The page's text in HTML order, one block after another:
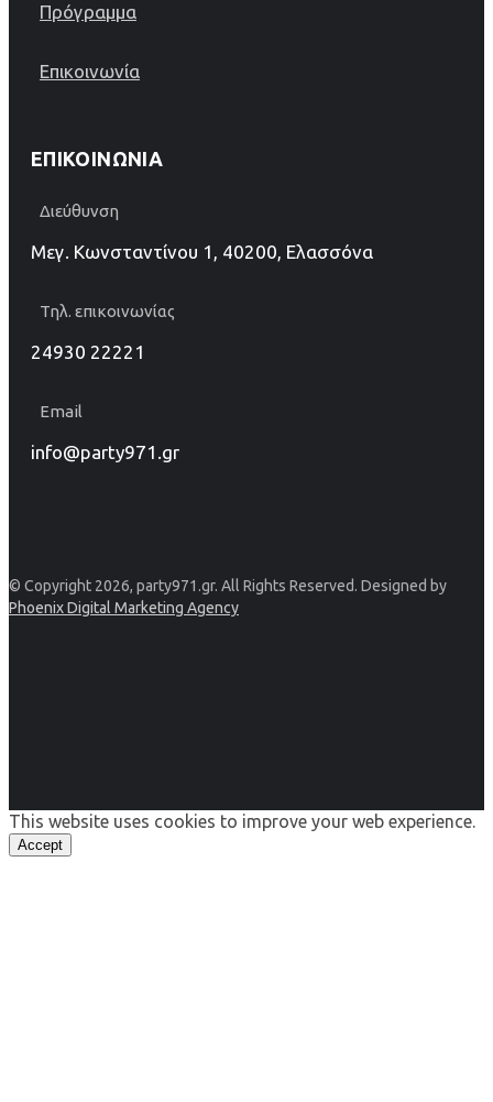
Πρόγραμμα
Επικοινωνία
ΕΠΙΚΟΙΝΩΝΊΑ
Διεύθυνση
Μεγ. Κωνσταντίνου 1, 40200, Ελασσόνα
Τηλ. επικοινωνίας
24930 22221
Email
info@party971.gr
© Copyright 2026, party971.gr. All Rights Reserved. Designed by
Phoenix Digital Marketing Agency
This website uses cookies to improve your web experience.
Accept